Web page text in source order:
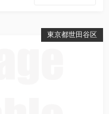
東京都世田谷区